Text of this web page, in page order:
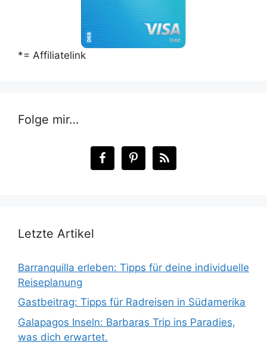
*= Affiliatelink
Folge mir…
Letzte Artikel
Barranquilla erleben: Tipps für deine individuelle
Reiseplanung
Gastbeitrag: Tipps für Radreisen in Südamerika
Galapagos Inseln: Barbaras Trip ins Paradies,
was dich erwartet.